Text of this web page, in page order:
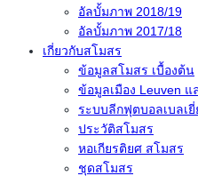
อัลบั้มภาพ 2018/19
อัลบั้มภาพ 2017/18
เกี่ยวกับสโมสร
ข้อมูลสโมสร เบื้องต้น
ข้อมูลเมือง Leuven แ
ระบบลีกฟุตบอลเบลเยี่
ประวัติสโมสร
หอเกียรติยศ สโมสร
ชุดสโมสร